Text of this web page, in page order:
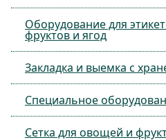
Оборудование для
фруктов и ягод
Закладка и выемка с
Специальное
Сетка для овощей и